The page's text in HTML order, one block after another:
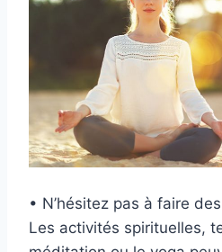
• N’hésitez pas à faire
Les activités spirituelles,